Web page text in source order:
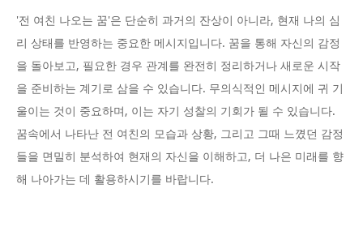
'전 여친 나오는 꿈'은 단순히 과거의 잔상이 아니라, 현재 나의 심
리 상태를 반영하는 중요한 메시지입니다. 꿈을 통해 자신의 감정
을 돌아보고, 필요한 경우 관계를 완전히 정리하거나 새로운 시작
을 준비하는 계기로 삼을 수 있습니다. 무의식적인 메시지에 귀 기
울이는 것이 중요하며, 이는 자기 성찰의 기회가 될 수 있습니다.
꿈속에서 나타난 전 여친의 모습과 상황, 그리고 그때 느꼈던 감정
들을 면밀히 분석하여 현재의 자신을 이해하고, 더 나은 미래를 향
해 나아가는 데 활용하시기를 바랍니다.